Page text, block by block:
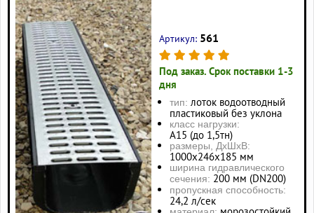
Артикул: 561
Под заказ. Срок поставки 1-3
дня
тип: лоток водоотводный
пластиковый без уклона
класс нагрузки:
А15 (до 1,5тн)
размеры, ДхШхВ:
1000х246х185 мм
ширина гидравлического
сечения: 200 мм (DN200)
пропускная способность:
24,2 л/сек